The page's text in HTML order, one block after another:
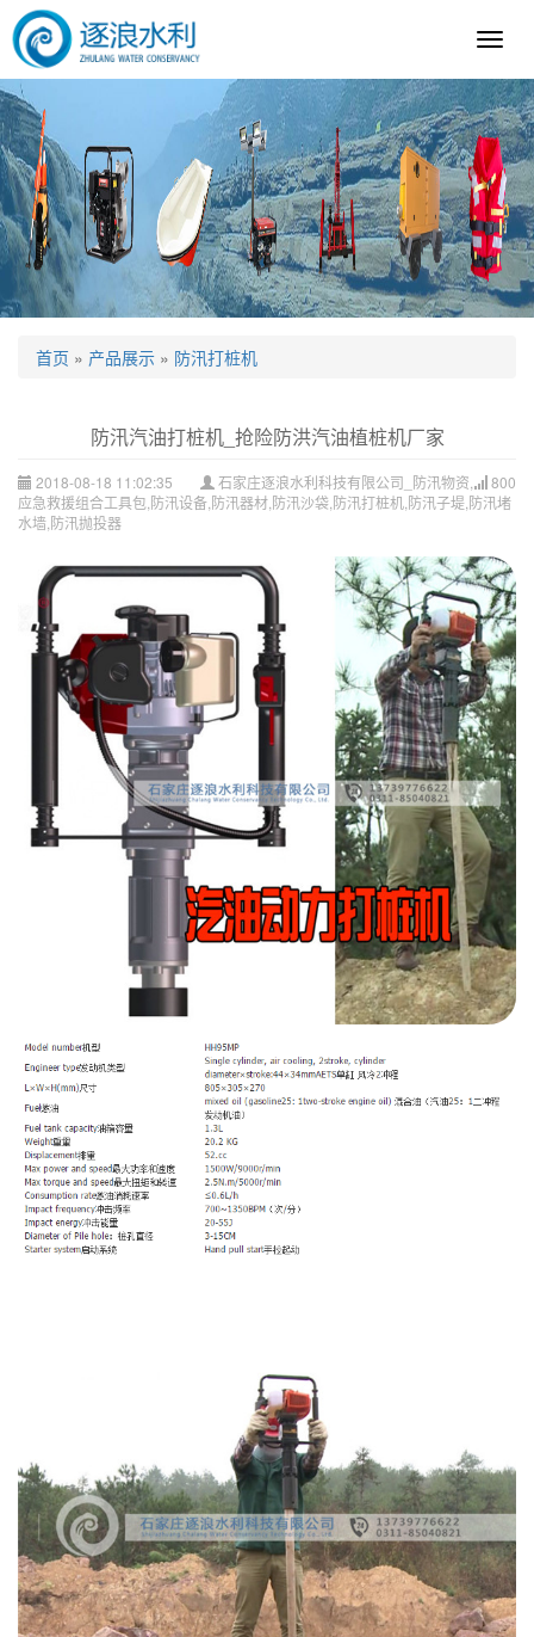
逐
科
技
首页 » 产品展示 » 防汛打桩机
防汛汽油打桩机_抢险防洪汽油植桩机厂家
800
2018-08-18 11:02:35
石家庄逐浪水利科技有限公司_防汛物资,
应急救援组合工具包,防汛设备,防汛器材,防汛沙袋,防汛打桩机,防汛子堤,防汛堵
水墙,防汛抛投器